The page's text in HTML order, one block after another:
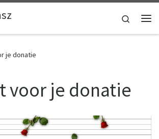
Search
je donatie
voor je donatie